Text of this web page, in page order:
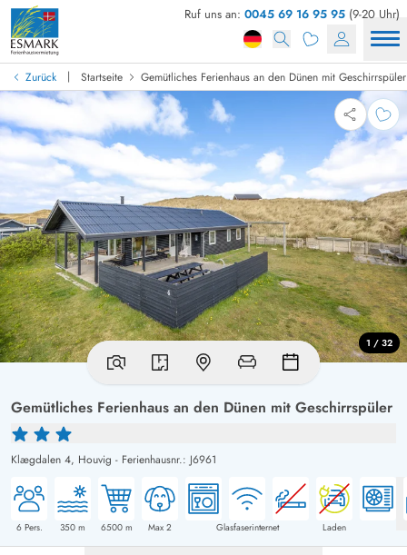
Ruf uns an: 0045 69 16 95 95 (9-20 Uhr)
Zurück | Startseite Gemütliches Ferienhaus an den Dünen mit Geschirrspüler
Gemütliches Ferienhaus an den Dünen mit Geschirrspüler
Klægdalen 4, Houvig - Ferienhausnr.: J6961
6Pers. 350 m 6500m Max 2 Glasfaserinternet Laden
1 / 32